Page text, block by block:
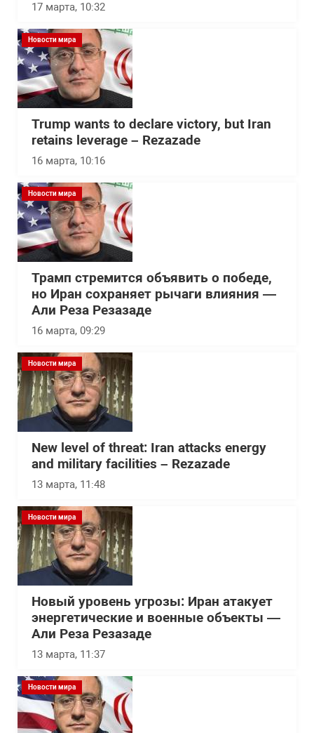
17 марта, 10:32
Новости мира
Trump wants to declare victory, but Iran
retains leverage – Rezazade
16 марта, 10:16
Новости мира
Трамп стремится объявить о победе,
но Иран сохраняет рычаги влияния —
Али Реза Резазаде
16 марта, 09:29
Новости мира
New level of threat: Iran attacks energy
and military facilities – Rezazade
13 марта, 11:48
Новости мира
Новый уровень угрозы: Иран атакует
энергетические и военные объекты —
Али Реза Резазаде
13 марта, 11:37
Новости мира